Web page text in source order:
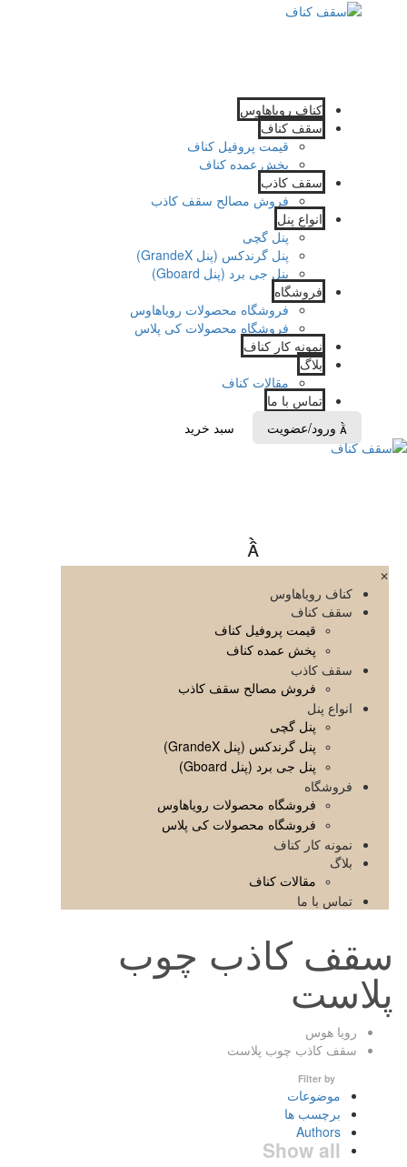
کناف رویاهاوس
سقف کناف
قیمت پروفیل کناف
پخش عمده کناف
سقف کاذب
فروش مصالح سقف کاذب
انواع پنل
پنل گچی
پنل گرندکس (پنل GrandeX)
پنل جی برد (پنل Gboard)
فروشگاه
فروشگاه محصولات رویاهاوس
فروشگاه محصولات کی پلاس
نمونه کار کناف
بلاگ
مقالات کناف
تماس با ما
 ورود/عضویت سبد خرید

✕
کناف رویاهاوس
سقف کناف
قیمت پروفیل کناف
پخش عمده کناف
سقف کاذب
فروش مصالح سقف کاذب
انواع پنل
پنل گچی
پنل گرندکس (پنل GrandeX)
پنل جی برد (پنل Gboard)
فروشگاه
فروشگاه محصولات رویاهاوس
فروشگاه محصولات کی پلاس
نمونه کار کناف
بلاگ
مقالات کناف
تماس با ما
سقف کاذب چوب
پلاست
رویا هوس
سقف کاذب چوب پلاست
Filter by
موضوعات
برچسب ها
Authors
Show all